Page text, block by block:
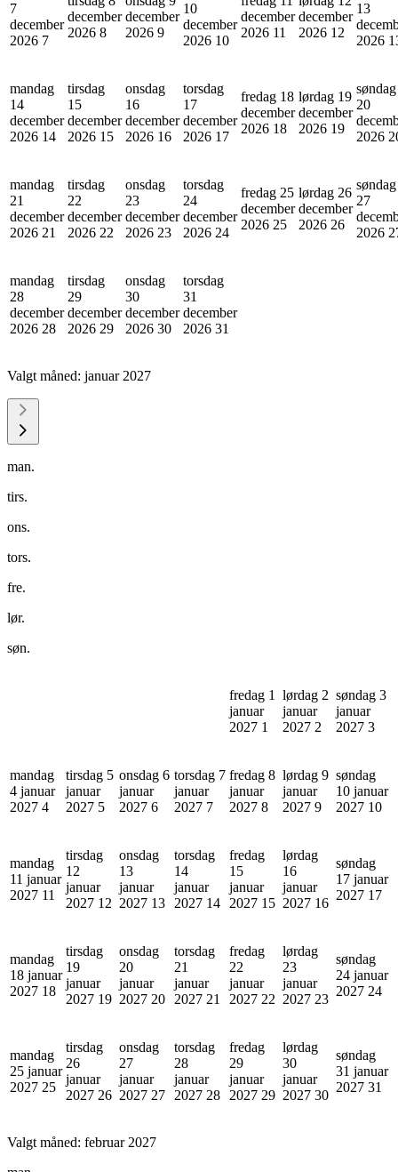
7
december
2026 7
december
2026 8
december
2026 9
10
december
2026 10
december
2026 11
december
2026 12
13
2026
mandag
14
december
2026 14
tirsdag
15
december
2026 15
onsdag
16
december
2026 16
torsdag
17
december
2026 17
fredag 18
december
2026 18
lørdag 19
december
2026 19
søndag
20
2026
mandag
21
december
2026 21
tirsdag
22
december
2026 22
onsdag
23
december
2026 23
torsdag
24
december
2026 24
fredag 25
december
2026 25
lørdag 26
december
2026 26
søndag
27
2026
mandag
28
december
2026 28
tirsdag
29
december
2026 29
onsdag
30
december
2026 30
torsdag
31
december
2026 31
Valgt måned: januar 2027
man.
tirs.
ons.
tors.
fre.
lør.
søn.
fredag 1
januar
2027 1
lørdag 2
januar
2027 2
søndag 3
januar
2027 3
mandag
4 januar
2027 4
tirsdag 5
januar
2027 5
onsdag 6
januar
2027 6
torsdag 7
januar
2027 7
fredag 8
januar
2027 8
lørdag 9
januar
2027 9
søndag
10 januar
2027 10
mandag
11 januar
2027 11
tirsdag
12
januar
2027 12
onsdag
13
januar
2027 13
torsdag
14
januar
2027 14
fredag
15
januar
2027 15
lørdag
16
januar
2027 16
søndag
17 januar
2027 17
mandag
18 januar
2027 18
tirsdag
19
januar
2027 19
onsdag
20
januar
2027 20
torsdag
21
januar
2027 21
fredag
22
januar
2027 22
lørdag
23
januar
2027 23
søndag
24 januar
2027 24
mandag
25 januar
2027 25
tirsdag
26
januar
2027 26
onsdag
27
januar
2027 27
torsdag
28
januar
2027 28
fredag
29
januar
2027 29
lørdag
30
januar
2027 30
søndag
31 januar
2027 31
Valgt måned: februar 2027